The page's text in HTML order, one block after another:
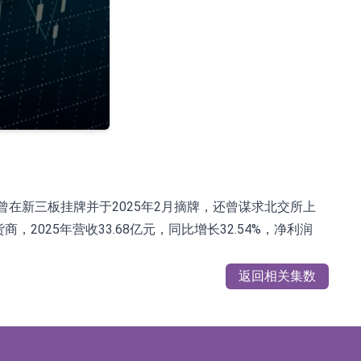
新三板挂牌并于2025年2月摘牌，还曾谋求北交所上
，2025年营收33.68亿元，同比增长32.54%，净利润
返回相关集数